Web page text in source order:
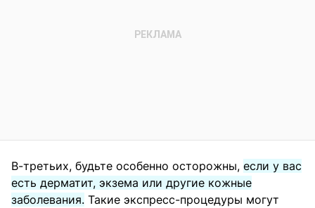
В-третьих, будьте особенно осторожны, если у вас
есть дерматит, экзема или другие кожные
заболевания. Такие экспресс-процедуры могут